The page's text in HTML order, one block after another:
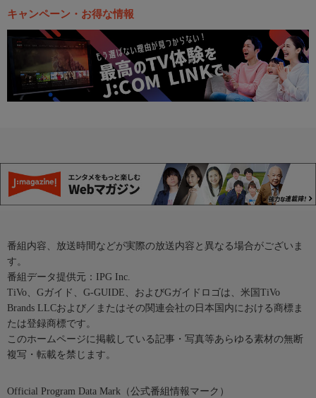
キャンペーン・お得な情報
番組内容、放送時間などが実際の放送内容と異なる場合がございま
す。
番組データ提供元：IPG Inc.
TiVo、Gガイド、G-GUIDE、およびGガイドロゴは、米国TiVo
Brands LLCおよび／またはその関連会社の日本国内における商標ま
たは登録商標です。
このホームページに掲載している記事・写真等あらゆる素材の無断
複写・転載を禁じます。
Official Program Data Mark（公式番組情報マーク）